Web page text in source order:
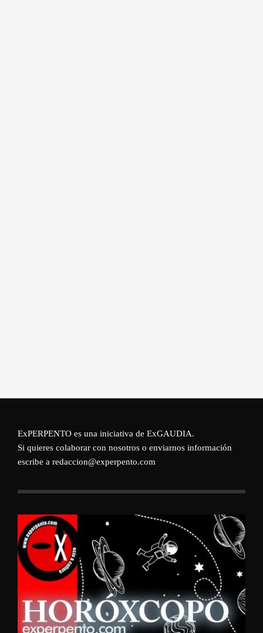
ExPERPENTO es una iniciativa de ExGAUDIA.
Si quieres colaborar con nosotros o enviarnos información
escribe a redaccion@experpento.com